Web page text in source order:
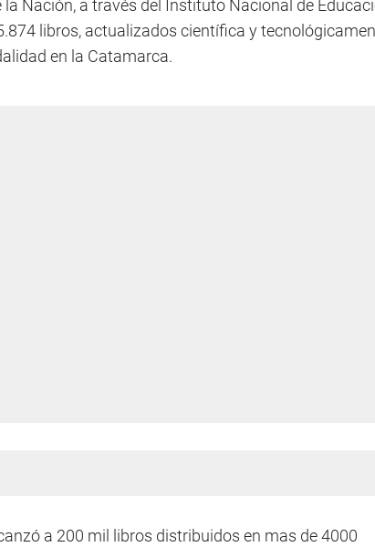
Nación, a través del Instituto Nacional de
libros, actualizados científica y
en la Catamarca.
a 200 mil libros distribuidos en mas de 4000